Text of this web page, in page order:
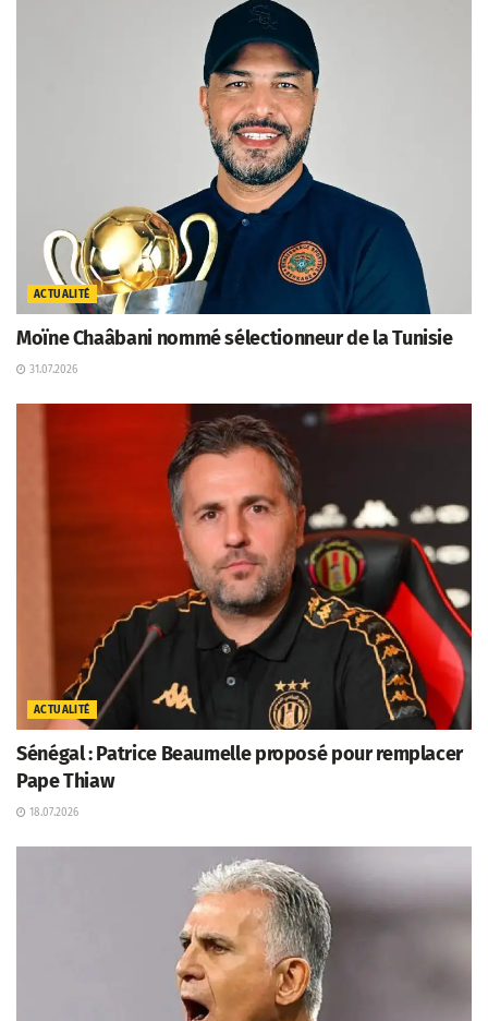
ACTUALITÉ
Moïne Chaâbani nommé sélectionneur de la Tunisie
31.07.2026
ACTUALITÉ
Sénégal : Patrice Beaumelle proposé pour remplacer
Pape Thiaw
18.07.2026